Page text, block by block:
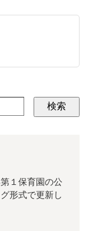
検索
１保育園の公
形式で更新し